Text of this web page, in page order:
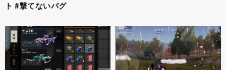
ト #撃てないバグ